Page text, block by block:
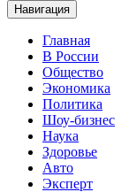
Навигация
Главная
В России
Общество
Экономика
Политика
Шоу-бизнес
Наука
Здоровье
Авто
Эксперт